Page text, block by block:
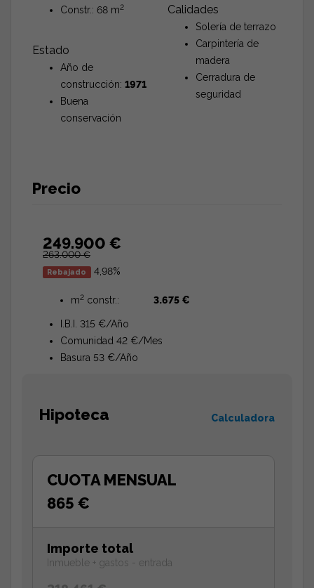
Constr.: 68 m2
Estado
Año de
construcción: 1971
Buena
conservación
Calidades
Solería de terrazo
Carpintería de
madera
Cerradura de
seguridad
Precio
249.900 €
263.000 €
Rebajado 4,98%
m2 constr.: 3.675 €
I.B.I. 315 €/Año
Comunidad 42 €/Mes
Basura 53 €/Año
Hipoteca Calculadora
CUOTA MENSUAL
865 €
Importe total
Inmueble + gastos - entrada